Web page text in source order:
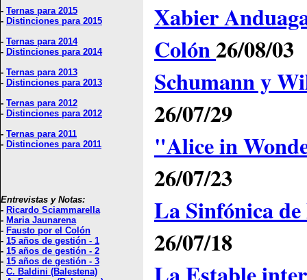
- Ternas para 2015
- Distinciones para 2015
- Ternas para 2014
- Distinciones para 2014
- Ternas para 2013
- Distinciones para 2013
- Ternas para 2012
- Distinciones para 2012
- Ternas para 2011
- Distinciones para 2011
Entrevistas y Notas:
- Ricardo Sciammarella
- Maria Jaunarena
- Fausto por el Colón
- 15 años de gestión - 1
- 15 años de gestión - 2
- 15 años de gestión - 3
- C. Baldini (Balestena)
Xabier
Colón26/08/03
Schumann y
26/07/29
"Alice in
26/07/23
La Sinfónica
26/07/18